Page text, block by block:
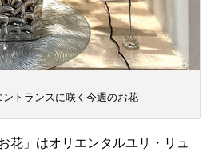
トランスに咲く今週のお花
花」はオリエンタルユリ・リュ